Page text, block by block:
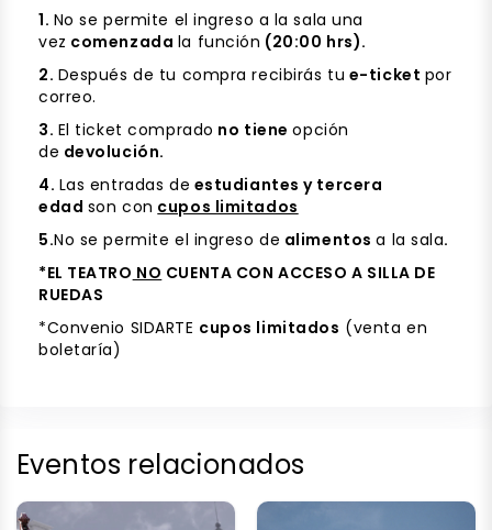
1. No se permite el ingreso a la sala una
vez comenzada la función (20:00 hrs).
2. Después de tu compra recibirás tu e-ticket por
correo.
3. El ticket comprado no tieneopción
de devolución.
4. Las entradas de estudiantes y tercera
edad son con cupos limitados
5.No se permite el ingreso de alimentosa la sala.
*EL TEATRO NO CUENTA CON ACCESO A SILLA DE
RUEDAS
*Convenio SIDARTE cupos limitados (venta en
boletaría)
Eventos relacionados